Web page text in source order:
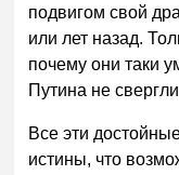
подвигом свой
или лет назад.
почему они таки
Путина не
Все эти
истины, что